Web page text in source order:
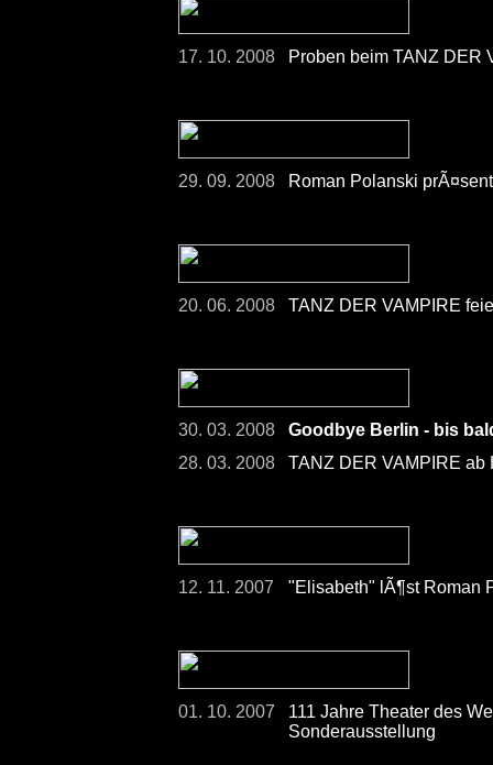
17. 10. 2008 Proben beim TANZ DER
29. 09. 2008 Roman Polanski
20. 06. 2008 TANZ DER VAMPIRE
30. 03. 2008
Goodbye Berlin - bis
28. 03. 2008
TANZ DER VAMPIRE ab
12. 11. 2007 "Elisabeth" lÃ¶st Roman
01. 10. 2007
111 Jahre Theater des
Sonderausstellung